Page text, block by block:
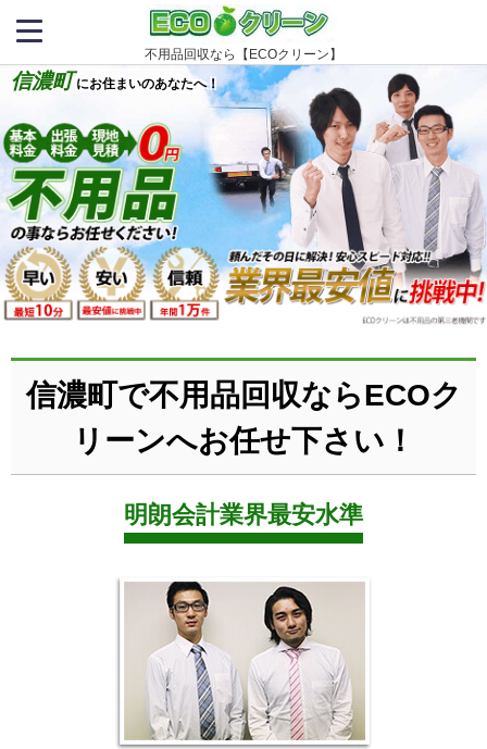
不用品回収なら【ECOクリーン】
信濃町 にお住まいのあなたへ！
信濃町で不用品回収ならECOク
リーンへお任せ下さい！
明朗会計業界最安水準